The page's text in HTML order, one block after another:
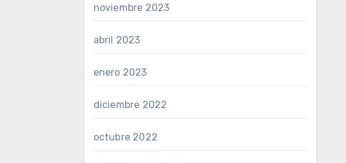
noviembre 2023
abril 2023
enero 2023
diciembre 2022
octubre 2022